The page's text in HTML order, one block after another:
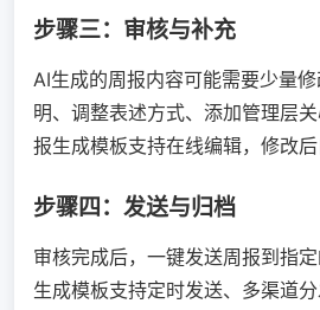
步骤三：审核与补充
AI生成的周报内容可能需要少量
明、调整表述方式、添加管理层
报生成模板支持在线编辑，修改后
步骤四：发送与归档
审核完成后，一键发送周报到指
生成模板支持定时发送、多渠道